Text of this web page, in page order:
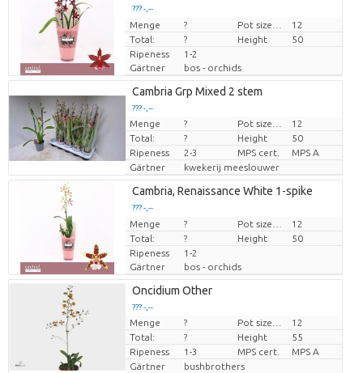
??? -,--
Preis pro Stück
Menge ?
12
Total:
? Height
50
Ripeness
1-2
Gärtner
bos - orchids
Cambria Grp Mixed 2 stem
??? -,--
Preis pro Stück
Menge ?
12
Total:
? Height
50
Ripeness
2-3 MPS cert.
MPS A
Gärtner
kwekerij meeslouwer
Cambria, Renaissance White 1-spike
??? -,--
Preis pro Stück
Menge ?
12
Total:
? Height
50
Ripeness
1-2
Gärtner
bos - orchids
Oncidium Other
??? -,--
Preis pro Stück
Menge ?
12
Total:
? Height
55
Ripeness
1-3 MPS cert.
MPS A
Gärtner
bushbrothers